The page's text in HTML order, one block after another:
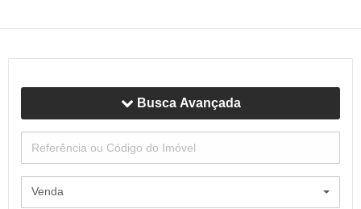
Busca Avançada
Venda
Telefone ou WhatsApp:
Digite o código de confirmação: